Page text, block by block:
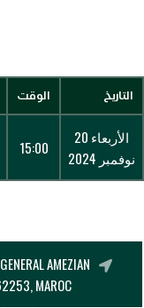
التاريخ الوقت
الأربعاء 20
نوفمبر 2024
15:00
MAROC